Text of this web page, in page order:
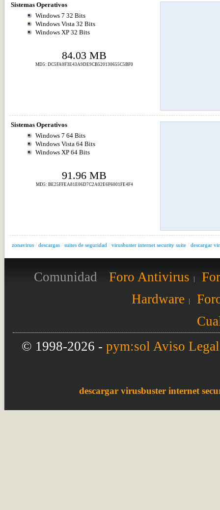
Sistemas Operativos
Windows 7 32 Bits
Windows Vista 32 Bits
Windows XP 32 Bits
84.03 MB
MD5: DC5FA0F3E43A9DE9CB520130655C5BF0
Sistemas Operativos
Windows 7 64 Bits
Windows Vista 64 Bits
Windows XP 64 Bits
91.96 MB
MD5: BE25FFEA81E06D7C2A02E6F6001FE4F4
zonavirus / descargas / suites de seguridad / virusbuster internet security suite / descargar
Comunidad Foro Antivirus
Hardware
© 1998-2026 - pym:sol Aviso Legal
descargar virusbuster internet